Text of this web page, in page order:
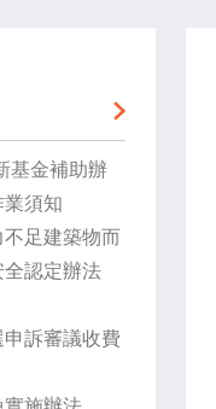
基金補助辦
須知
足建築物而
認定辦法
訴審議收費